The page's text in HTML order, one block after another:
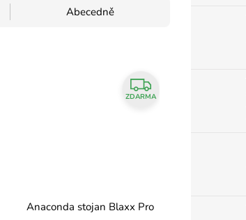
Abecedně
ZDARMA
Anaconda stojan Blaxx Pro